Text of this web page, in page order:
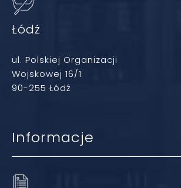
Łódź
ul. Polskiej Organizacji
Wojskowej 16/1
90-255 Łódź
Informacje